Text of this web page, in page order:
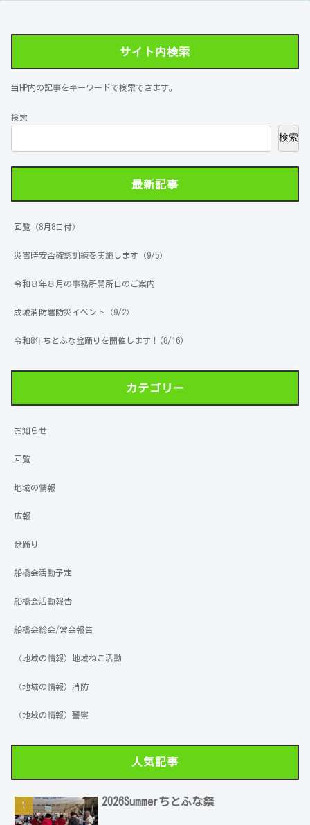
サイト内検索
当HP内の記事をキーワードで検索できます。
検索
検索
最新記事
回覧（8月8日付）
災害時安否確認訓練を実施します（9/5）
令和８年８月の事務所開所日のご案内
成城消防署防災イベント（9/2）
令和8年ちとふな盆踊りを開催します！(8/16)
カテゴリー
お知らせ
回覧
地域の情報
広報
盆踊り
船橋会活動予定
船橋会活動報告
船橋会総会/常会報告
（地域の情報）地域ねこ活動
（地域の情報）消防
（地域の情報）警察
人気記事
2026Summerちとふな祭